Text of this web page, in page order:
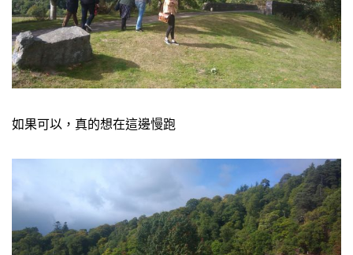
如果可以，真的想在這邊慢跑